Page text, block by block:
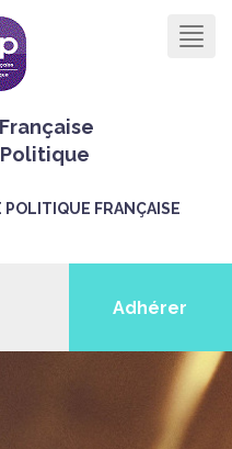
POLITIQUE FRANÇAISE
Adhérer